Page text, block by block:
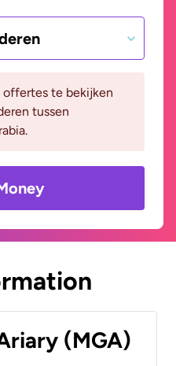
offertes te bekijken
tussen
(MGA)